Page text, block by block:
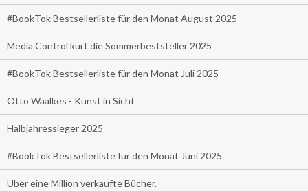
#BookTok Bestsellerliste für den Monat August 2025
Media Control kürt die Sommerbeststeller 2025
#BookTok Bestsellerliste für den Monat Juli 2025
Otto Waalkes - Kunst in Sicht
Halbjahressieger 2025
#BookTok Bestsellerliste für den Monat Juni 2025
Über eine Million verkaufte Bücher.